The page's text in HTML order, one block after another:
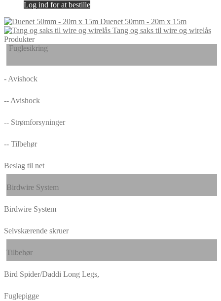
Log ind for at bestille
Duenet 50mm - 20m x 15m
Tang og saks til wire og wirelås
Produkter
Fuglesikring
- Avishock
-- Avishock
-- Strømforsyninger
-- Tilbehør
Beslag til net
Birdwire System
Birdwire System
Selvskærende skruer
Tilbehør
Bird Spider/Daddi Long Legs,
Fuglepigge